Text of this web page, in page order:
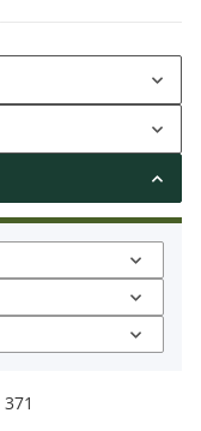
371